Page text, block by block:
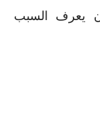
يعرف السبب